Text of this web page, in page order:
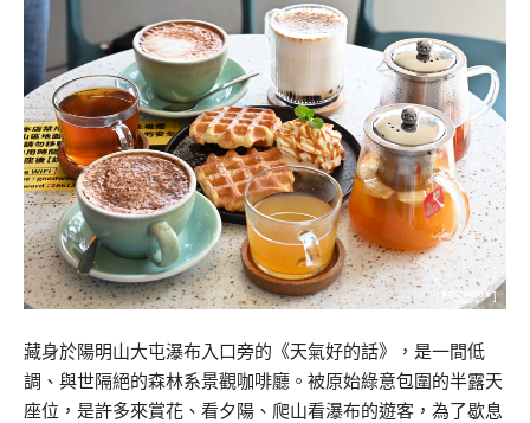
藏身於陽明山大屯瀑布入口旁的《天氣好的話》，是一間低
調、與世隔絕的森林系景觀咖啡廳。被原始綠意包圍的半露天
座位，是許多來賞花、看夕陽、爬山看瀑布的遊客，為了歇息